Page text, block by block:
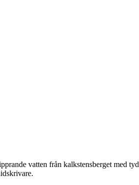
vatten från kalkstensberget med